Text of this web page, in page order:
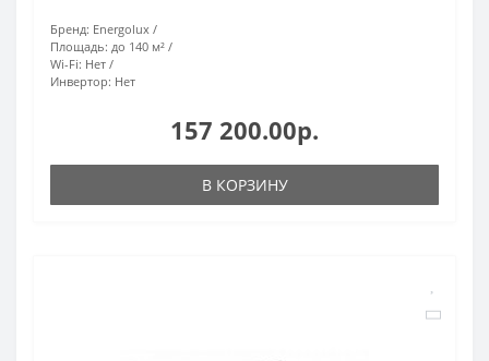
Бренд: Energolux
Площадь: до 140 м²
Wi-Fi: Нет
Инвертор: Нет
157 200.00р.
В КОРЗИНУ